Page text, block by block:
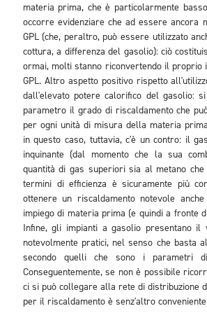
materia prima, che è particolarmente
occorre evidenziare che ad essere ancora
GPL (che, peraltro, può essere utilizzato
cottura, a differenza del gasolio): ciò
ormai, molti stanno riconvertendo il proprio
GPL. Altro aspetto positivo rispetto
dall'elevato potere calorifico del gasolio:
parametro il grado di riscaldamento che
per ogni unità di misura della materia
in questo caso, tuttavia, c'è un contro: il
inquinante (dal momento che la sua
quantità di gas superiori sia al metano che
termini di efficienza è sicuramente più
ottenere un riscaldamento notevole
impiego di materia prima (e quindi a fronte
Infine, gli impianti a gasolio presentano il
notevolmente pratici, nel senso che basta
secondo quelli che sono i parametri
Conseguentemente, se non è possibile
ci si può collegare alla rete di distribuzione
per il riscaldamento è senz'altro